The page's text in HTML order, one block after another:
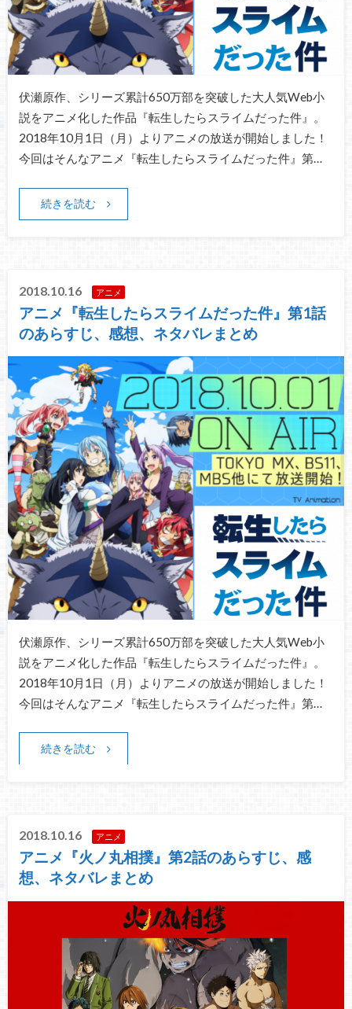
伏瀬原作、シリーズ累計650万部を突破した大人気Web小
説をアニメ化した作品『転生したらスライムだった件』。
2018年10月1日（月）よりアニメの放送が開始しました！
今回はそんなアニメ『転生したらスライムだった件』第…
続きを読む
2018.10.16 アニメ
アニメ『転生したらスライムだった件』第1話
のあらすじ、感想、ネタバレまとめ
伏瀬原作、シリーズ累計650万部を突破した大人気Web小
説をアニメ化した作品『転生したらスライムだった件』。
2018年10月1日（月）よりアニメの放送が開始しました！
今回はそんなアニメ『転生したらスライムだった件』第…
続きを読む
2018.10.16 アニメ
アニメ『火ノ丸相撲』第2話のあらすじ、感
想、ネタバレまとめ